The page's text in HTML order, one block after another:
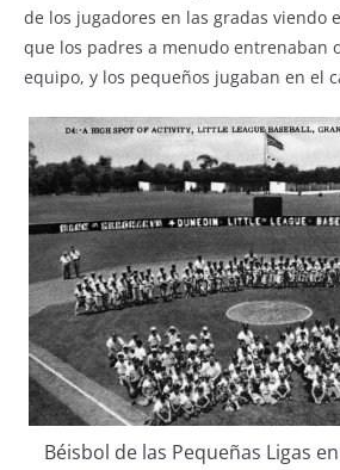
de los jugadores en las gradas viendo
que los padres a menudo entrenaban
equipo, y los pequeños jugaban en el
Béisbol de las Pequeñas Ligas